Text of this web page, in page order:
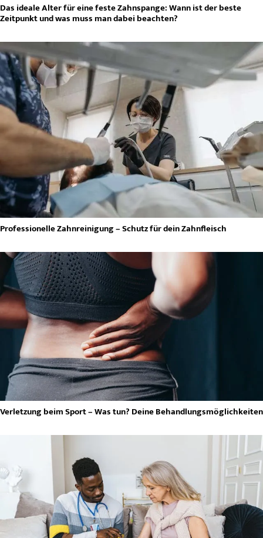
Das ideale Alter für eine feste Zahnspange: Wann ist der beste
Zeitpunkt und was muss man dabei beachten?
Professionelle Zahnreinigung – Schutz für dein Zahnfleisch
Verletzung beim Sport – Was tun? Deine Behandlungsmöglichkeiten